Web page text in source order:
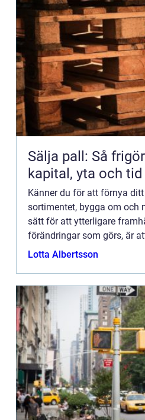
Sälja pall: Så
kapital, yta och tid
Känner du för att förnya
sortimentet, bygga om och
sätt för att ytterligare
förändringar som görs, är
ljusskyltar. Byt ut den
Lotta Albertsson